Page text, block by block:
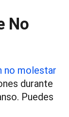
No
no molestar
durante
Puedes